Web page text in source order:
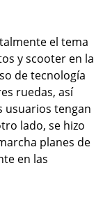
el tema
y scooter en la
de tecnología
ruedas, así
usuarios tengan
lado, se hizo
planes de
en las